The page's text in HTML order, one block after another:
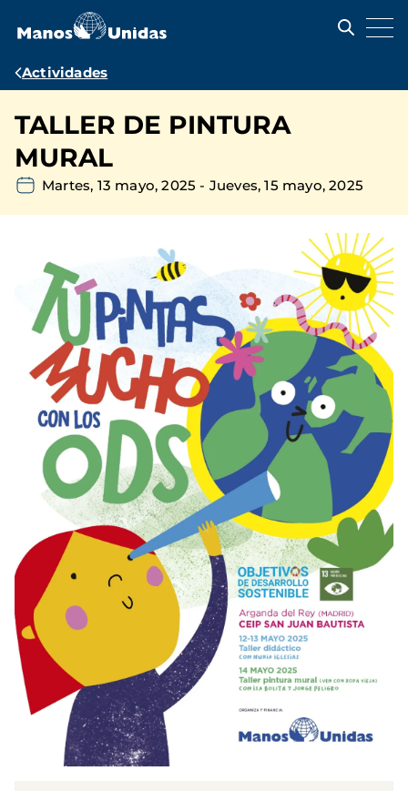
contenido
Ruta
navegación
Actividades
TALLER DE PINTURA
MURAL
Martes, 13 mayo, 2025 - Jueves, 15 mayo, 2025